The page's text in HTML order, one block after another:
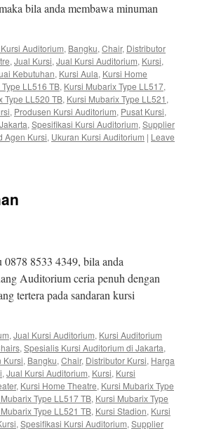
bila anda membawa minuman
Auditorium, Bangku, Chair, Distributor
, Jual Kursi, Jual Kursi Auditorium, Kursi,
Kebutuhan, Kursi Aula, Kursi Home
LL516 TB, Kursi Mubarix Type LL517,
Type LL520 TB, Kursi Mubarix Type LL521 ,
, Produsen Kursi Auditorium, Pusat Kursi,
, Spesifikasi Kursi Auditorium, Supplier
Agen Kursi, Ukuran Kursi Auditorium | Leave
8533 4349, bila anda
Auditorium ceria penuh dengan
tertera pada sandaran kursi
, Jual Kursi Auditorium, Kursi Auditorium
, Spesialis Kursi Auditorium di Jakarta,
Kursi, Bangku, Chair, Distributor Kursi, Harga
, Jual Kursi Auditorium, Kursi, Kursi
, Kursi Home Theatre, Kursi Mubarix Type
Type LL517 TB, Kursi Mubarix Type
Type LL521 TB, Kursi Stadion, Kursi
, Spesifikasi Kursi Auditorium, Supplier